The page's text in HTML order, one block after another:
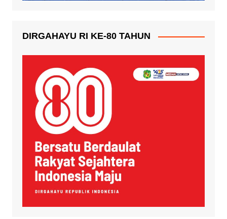
DIRGAHAYU RI KE-80 TAHUN